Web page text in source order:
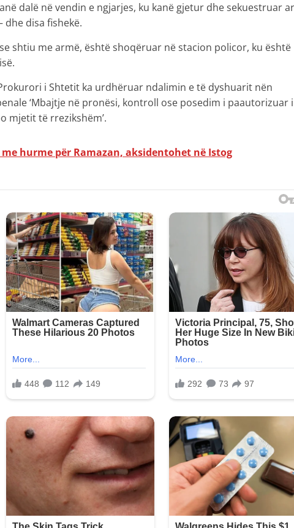
dalë në vendin e ngjarjes, ku kanë gjetur dhe sekuestruar
dhe disa fishekë.
shtiu me armë, është shoqëruar në stacion policor, ku është
i Shtetit ka urdhëruar ndalimin e të dyshuarit nën
‘Mbajtje në pronësi, kontroll ose posedim i paautorizuar i
mjetit të rrezikshëm’.
hurme për Ramazan, aksidentohet në Istog